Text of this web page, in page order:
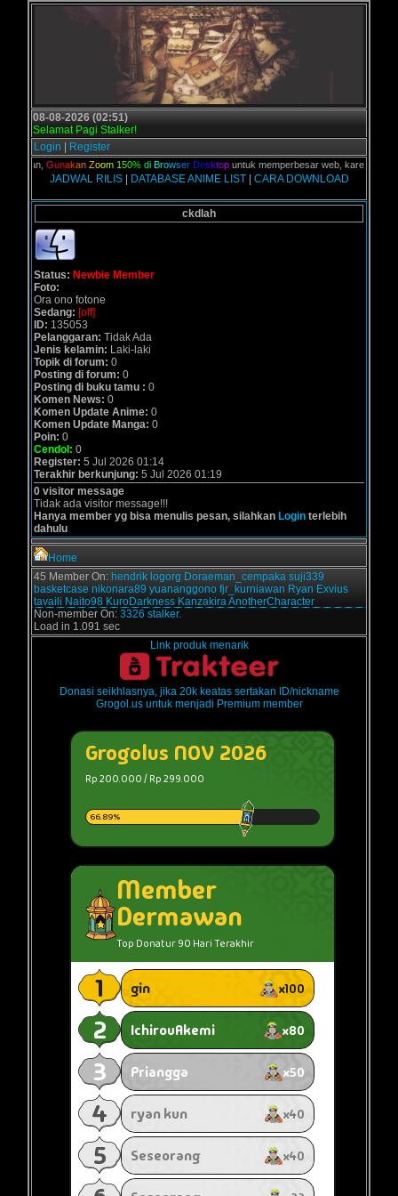
08-08-2026 (02:51)
Selamat Pagi Stalker!
Login
Register
kalian,G unakan Zoom 150% di Browser D esktopuntuk memperbesar web, karena
JADWAL RILIS| DATABASE ANIME LIST| CARA DOWNLOAD
ckdlah
Status: Newbie Member
Foto:
Ora ono fotone
Sedang: [off]
ID: 135053
Pelanggaran: Tidak Ada
Jenis kelamin: Laki-laki
Topik di forum: 0
Posting di forum: 0
Posting di buku tamu : 0
Komen News: 0
Komen Update Anime: 0
Komen Update Manga: 0
Poin: 0
Cendol: 0
Register: 5 Jul 2026 01:14
Terakhir berkunjung: 5 Jul 2026 01:19
0 visitor message
Tidak ada visitor message!!!
Hanya member yg bisa menulis pesan, silahkan Login terlebih
dahulu
Home
45 Member On: hendrik logorg Doraeman_cempaka suji339
basketcase nikonara89 yuananggono fjr_kurniawan Ryan Exvius
tavaili Naito98 KuroDarkness KanzakiraAnotherCharacter
Non-member On: 3326 stalker.
Load in 1.091 sec
Link produk menarik
Donasi seikhlasnya, jika 20k keatas sertakan ID/nickname
Grogol.us untuk menjadi Premium member